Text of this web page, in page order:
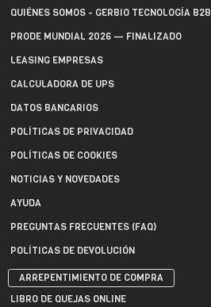
QUIÉNES SOMOS - GERBIO TECNOLOGÍA B2B
PRODE MUNDIAL 2026 — FINALIZADO
LEASING EMPRESAS
CALCULADORA DE UPS
DATOS BANCARIOS
POLÍTICAS DE PRIVACIDAD
POLÍTICAS DE COOKIES
NOTICIAS Y NOVEDADES
AYUDA
PREGUNTAS FRECUENTES (FAQ)
POLÍTICAS DE DEVOLUCIÓN
ARREPENTIMIENTO DE COMPRA
LIBRO DE QUEJAS ONLINE